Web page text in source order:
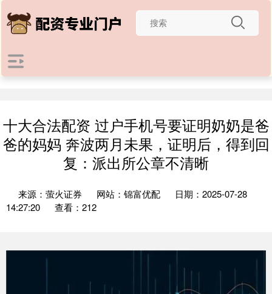
十大合法配资 过户手机号要证明奶奶是爸
爸的妈妈 奔波两月未果，证明后，得到回
复：派出所公章不清晰
来源：萤火证券 网站：锦富优配
日期：2025-07-28
14:27:20
查看：212